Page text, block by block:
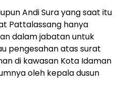
Andi Sura yang saat itu
Pattalassang hanya
dalam jabatan untuk
pengesahan atas surat
di kawasan Kota Idaman
oleh kepala dusun